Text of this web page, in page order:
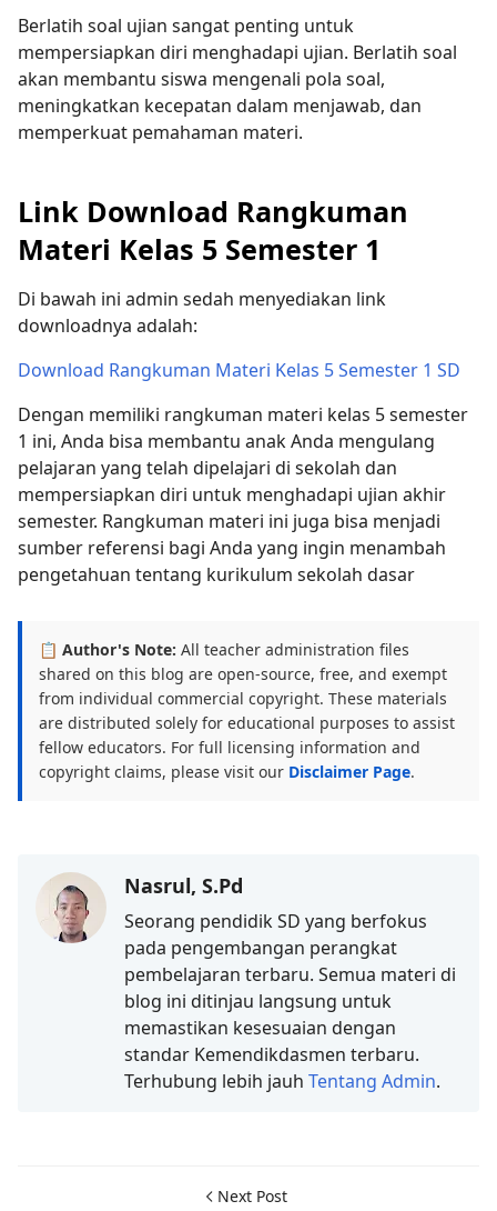
Berlatih soal ujian sangat penting untuk
mempersiapkan diri menghadapi ujian. Berlatih soal
akan membantu siswa mengenali pola soal,
meningkatkan kecepatan dalam menjawab, dan
memperkuat pemahaman materi.
Link Download Rangkuman
Materi Kelas 5 Semester 1
Di bawah ini admin sedah menyediakan link
downloadnya adalah:
Download Rangkuman Materi Kelas 5 Semester 1 SD
Dengan memiliki rangkuman materi kelas 5 semester
1 ini, Anda bisa membantu anak Anda mengulang
pelajaran yang telah dipelajari di sekolah dan
mempersiapkan diri untuk menghadapi ujian akhir
semester. Rangkuman materi ini juga bisa menjadi
sumber referensi bagi Anda yang ingin menambah
pengetahuan tentang kurikulum sekolah dasar
📋 Author's Note: All teacher administration files
shared on this blog are open-source, free, and exempt
from individual commercial copyright. These materials
are distributed solely for educational purposes to assist
fellow educators. For full licensing information and
copyright claims, please visit our Disclaimer Page.
Nasrul, S.Pd
Seorang pendidik SD yang berfokus
pada pengembangan perangkat
pembelajaran terbaru. Semua materi di
blog ini ditinjau langsung untuk
memastikan kesesuaian dengan
standar Kemendikdasmen terbaru.
Terhubung lebih jauh Tentang Admin.
Next Post